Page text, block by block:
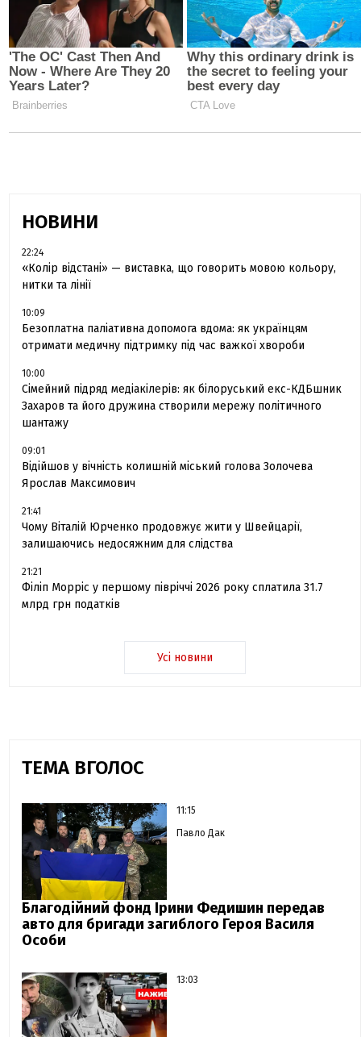
НОВИНИ
22:24
«Колір відстані» — виставка, що говорить мовою кольору,
нитки та лінії
10:09
Безоплатна паліативна допомога вдома: як українцям
отримати медичну підтримку під час важкої хвороби
10:00
Сімейний підряд медіакілерів: як білоруський екс-КДБшник
Захаров та його дружина створили мережу політичного
шантажу
09:01
Відійшов у вічність колишній міський голова Золочева
Ярослав Максимович
21:41
Чому Віталій Юрченко продовжує жити у Швейцарії,
залишаючись недосяжним для слідства
21:21
Філіп Морріс у першому півріччі 2026 року сплатила 31.7
млрд грн податків
Усі новини
ТЕМА ВГОЛОС
11:15
Павло Дак
Благодійний фонд Ірини Федишин передав
авто для бригади загиблого Героя Василя
Особи
13:03